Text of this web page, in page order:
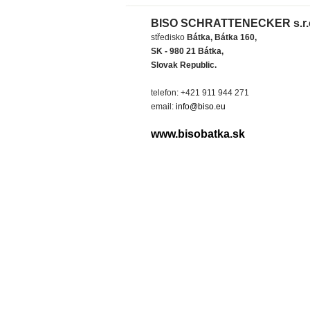
BISO SCHRATTENECKER
středisko Bátka, Bátka 160,
SK - 980 21 Bátka,
Slovak Republic.
telefon: +421 911 944 271
email: info@biso.eu
www.bisobatka.sk